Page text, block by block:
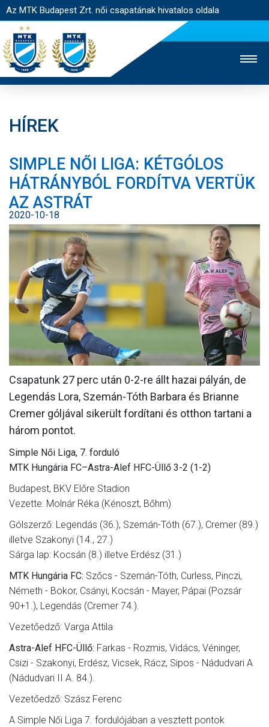
Az MTK Budapest Zrt. női csapatának hivatalos oldala
JEGYÉRTÉKESÍTÉS
WEBSHOP
STADION
EGYESÜLET
KAPCSOLAT
NYITÓLAP
HÍREK
JELENTKEZÉS
GALÉRIA
SZURKOLÓI ÉLMÉNYEK
SAJTÓ
HÍREK
SIMPLE NŐI LIGA: KÉTGÓLOS
HÁTRÁNYBÓL FORDÍTVA VERTÜK
AZ ASTRÁT
2020-10-18
Csapatunk 27 perc után 0-2-re állt hazai pályán, de
Legendás Lora, Szemán-Tóth Barbara és Brianne
Cremer góljával sikerült fordítani és otthon tartani a
három pontot.
Simple Női Liga, 7. forduló
MTK Hungária FC–Astra-Alef HFC-Üllő 3-2 (1-2)
Budapest, BKV Előre Stadion
Vezette: Molnár Réka (Kénoszt, Bőhm)
Gólszerző: Legendás (36.), Szemán-Tóth (67.), Cremer (89.)
illetve Szakonyi (14., 27.)
Sárga lap: Kocsán (8.) illetve Erdész (31.)
MTK Hungária FC: Szőcs - Szemán-Tóth, Curless, Pinczi,
Németh - Bokor, Csányi, Kocsán - Mayer, Pápai (Pozsár
90+1.), Legendás (Cremer 74.).
Vezetőedző: Varga Attila
Astra-Alef HFC-Üllő: Farkas - Rozmis, Vidács, Véninger,
Csizi - Szakonyi, Erdész, Vicsek, Rácz, Sipos - Nádudvari A
(Nádudvari II A. 84.).
Vezetőedző: Szász Ferenc
A Simple Női Liga 7. fordulójában a vesztett pontok